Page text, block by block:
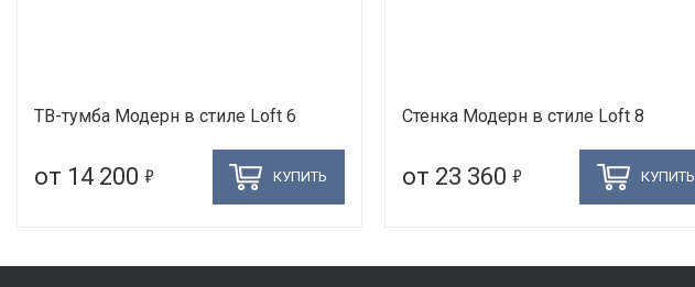
ТВ-тумба Модерн в стиле Loft 6
от 14 200 5 КУПИТЬ
Стенка Модерн в стиле Loft 8
от 23 360 5 КУПИТЬ